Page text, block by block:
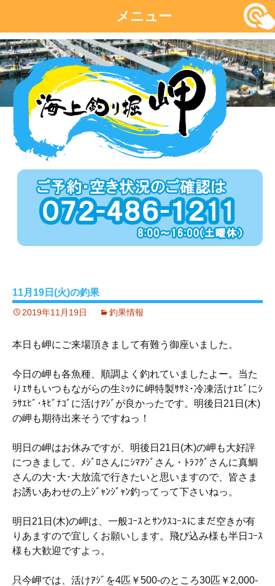
メニュー
コ
ン
テ
ン
11月19日(火)の釣果
2019年11月19日 釣果情報
本日も岬にご来場頂きまして有難う御座いました。
今日の岬も各魚種、順調よく釣れていましたよー。当た
りｴｻもいつもながらの生ﾐｯｸに岬特製ｻｻﾐ･冷凍活けｴﾋﾞにｼ
ﾗｻｴﾋﾞ･ｷﾋﾞﾅｺﾞに活けｱｼﾞが良かったです。明後日21日(木)
の岬も期待出来そうですねっ！
明日の岬はお休みですが、明後日21日(木)の岬も大好評
につきまして、ﾒｼﾞﾛさんにｼﾏｱｼﾞさん・ﾄﾗﾌｸﾞさんに真鯛
さんの大･大･大放流で行きたいと思いますので、皆さま
お誘いあわせの上ｼﾞｬﾝｼﾞｬﾝ釣ってって下さいねっ。
明日21日(木)の岬は、一般ｺｰｽとｻﾝｸｽｺｰｽにまだ空きが有
りあますので宜しくお願いします。飛び込み様も半日ｺｰｽ
様も大歓迎ですよっ。
只今岬では、活けｱｼﾞを4匹￥500-のところ30匹￥2,000-